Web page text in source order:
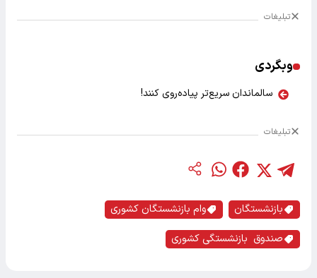
تبلیغات
وبگردی
سالماندان سریع‌تر پیاده‌روی کنند!
تبلیغات
بازنشستگان
وام بازنشستگان کشوری
صندوق بازنشستگی کشوری